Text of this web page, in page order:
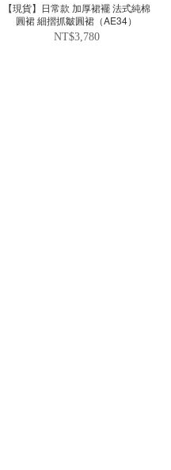
【現貨】日常款 加厚裙襬 法式純棉
圓裙 細摺抓皺圓裙（AE34）
NT$3,780